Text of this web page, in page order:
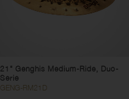
21" Genghis Medium-Ride, Duo-
Serie
GENG-RM21D